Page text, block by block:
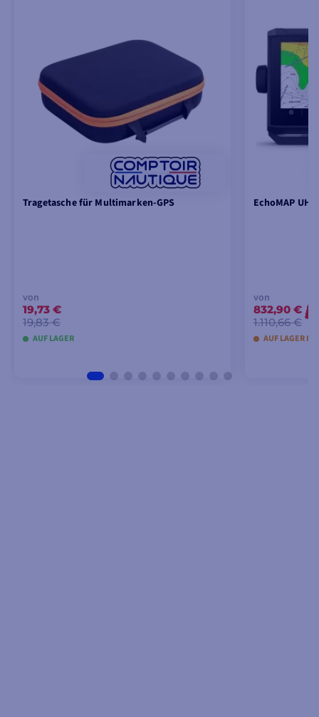
Tragetasche für Multimarken-GPS
von
19,73 €
19,83 €
AUF LAGER
EchoMAP
von
832,90 €
1.110,66 €
AUF LAGER IN